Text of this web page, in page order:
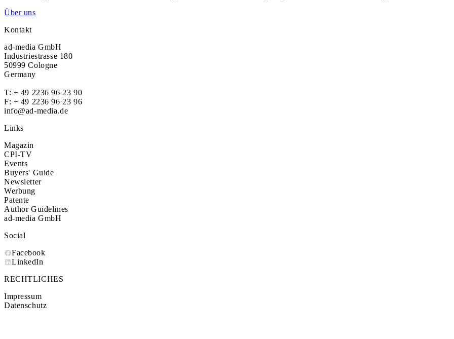
Über uns
Kontakt
ad-media GmbH
Industriestrasse 180
50999 Cologne
Germany
T: + 49 2236 96 23 90
F: + 49 2236 96 23 96
info@ad-media.de
Links
Magazin
CPI-TV
Events
Buyers' Guide
Newsletter
Werbung
Patente
Author Guidelines
ad-media GmbH
Social
Facebook
LinkedIn
RECHTLICHES
Impressum
Datenschutz